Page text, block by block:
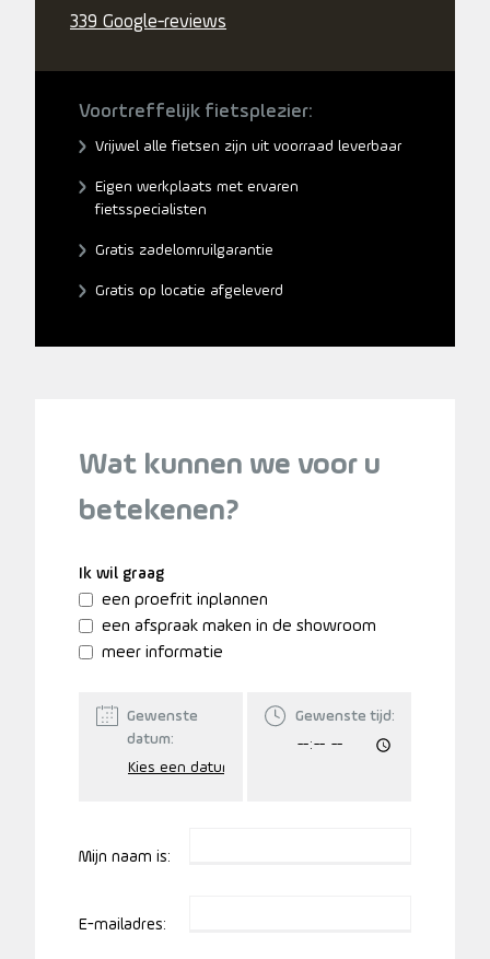
339 Google-reviews
Voortreffelijk fietsplezier:
Vrijwel alle fietsen zijn uit voorraad leverbaar
Eigen werkplaats met ervaren
fietsspecialisten
Gratis zadelomruilgarantie
Gratis op locatie afgeleverd
Wat kunnen we voor u
betekenen?
Ik wil graag
een proefrit inplannen
een afspraak maken in de showroom
meer informatie
Gewenste
datum:
Gewenste tijd:
Mijn naam is:
E-mailadres: